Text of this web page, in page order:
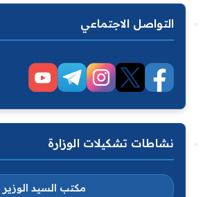
التواصل الاجتماعي
نشاطات تشكيلات الوزارة
مكتب السيد الوزير